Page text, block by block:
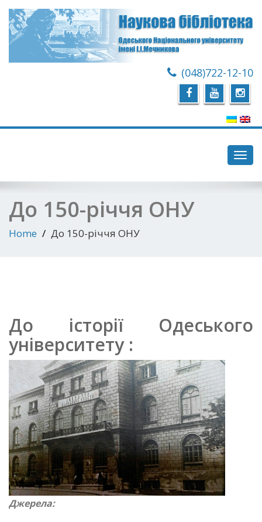
(048)722-12-10
До 150-річчя ОНУ
Home До 150-річчя ОНУ
До історії Одеського
університету :
Джерела: